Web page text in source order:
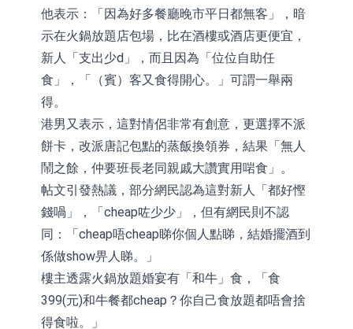
貓(601015.CN)跌8.38%
浙江證監局對財通證券股份有限公司
採取出具警示函措施
山金國際：港股上市工作正常推進中
他表示：「因為好多餐廳晚市平日都無客」，暗
示在火鍋放題店包場，比在酒樓或酒店更便宜，
新人「支出少d」，而且因為「位位自助任
食」，「（賓）客又食得開心。」可謂一舉兩
得。
港男又表示，這對情侶非常有創意，更選擇不派
餅卡，改派唐記包點的蒸飯換領券，結果「無人
鬧之餘，仲要班長老同親戚大讚實用啱食」。
帖文引發熱議，部分網民認為這對新人「都好慳
錢喎」，「cheap咗少少」，但有網民則不認
同：「cheap唔cheap睇你個人點睇，結婚擺酒到
係做show畀人睇。」
樓主透露火鍋放題婚宴有「和牛」食，「食
399(元)和牛餐都cheap？你自己食放題都唔會捨
得食啦。」